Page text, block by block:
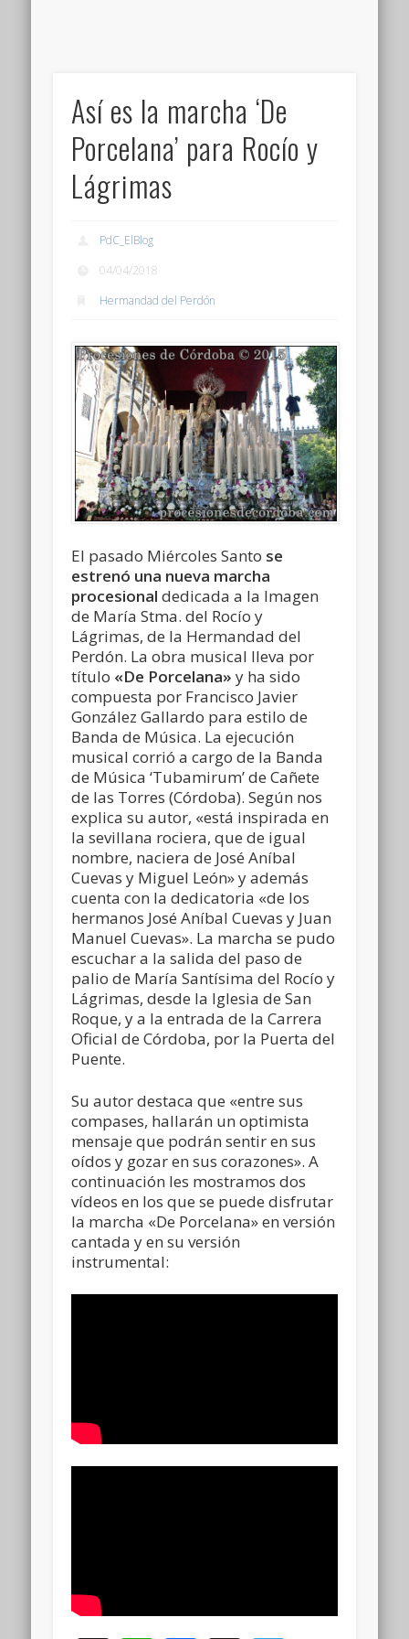
Así es la marcha ‘De
Porcelana’ para Rocío y
Lágrimas
PdC_ElBlog
04/04/2018
Hermandad del Perdón
El pasado Miércoles Santo se
estrenó una nueva marcha
procesional dedicada a la Imagen
de María Stma. del Rocío y
Lágrimas, de la Hermandad del
Perdón. La obra musical lleva por
título «De Porcelana» y ha sido
compuesta por Francisco Javier
González Gallardo para estilo de
Banda de Música. La ejecución
musical corrió a cargo de la Banda
de Música ‘Tubamirum’ de Cañete
de las Torres (Córdoba). Según nos
explica su autor, «está inspirada en
la sevillana rociera, que de igual
nombre, naciera de José Aníbal
Cuevas y Miguel León» y además
cuenta con la dedicatoria «de los
hermanos José Aníbal Cuevas y Juan
Manuel Cuevas». La marcha se pudo
escuchar a la salida del paso de
palio de María Santísima del Rocío y
Lágrimas, desde la Iglesia de San
Roque, y a la entrada de la Carrera
Oficial de Córdoba, por la Puerta del
Puente.
Su autor destaca que «entre sus
compases, hallarán un optimista
mensaje que podrán sentir en sus
oídos y gozar en sus corazones». A
continuación les mostramos dos
vídeos en los que se puede disfrutar
la marcha «De Porcelana» en versión
cantada y en su versión
instrumental: